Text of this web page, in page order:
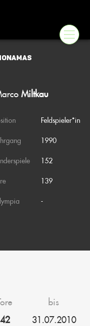
Miltkau
Feldspieler*in
1990
152
139
-
bis
42 31.07.2010